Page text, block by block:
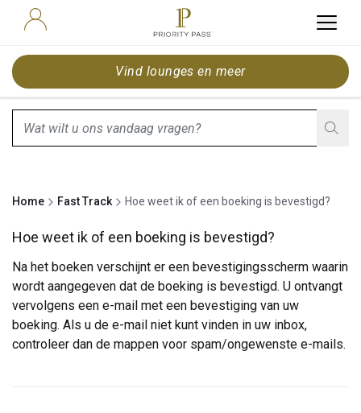
Vind lounges en meer
Home Fast Track Hoe weet ik of een boeking is bevestigd?
Hoe weet ik of een boeking is bevestigd?
Na het boeken verschijnt er een bevestigingsscherm waarin
wordt aangegeven dat de boeking is bevestigd. U ontvangt
vervolgens een e-mail met een bevestiging van uw
boeking. Als u de e-mail niet kunt vinden in uw inbox,
controleer dan de mappen voor spam/ongewenste e-mails.